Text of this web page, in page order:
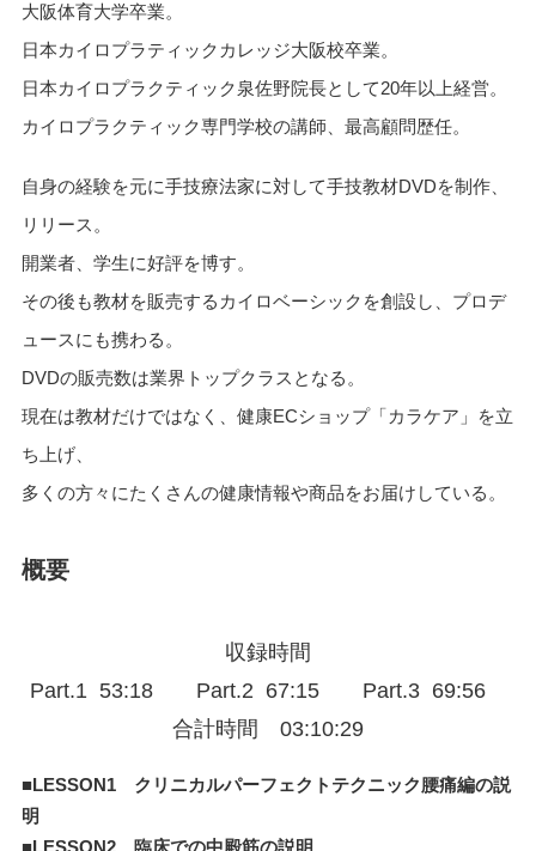
大阪体育大学卒業。
日本カイロプラティックカレッジ大阪校卒業。
日本カイロプラクティック泉佐野院長として20年以上経営。
カイロプラクティック専門学校の講師、最高顧問歴任。
自身の経験を元に手技療法家に対して手技教材DVDを制作、
リリース。
開業者、学生に好評を博す。
その後も教材を販売するカイロベーシックを創設し、プロデ
ュースにも携わる。
DVDの販売数は業界トップクラスとなる。
現在は教材だけではなく、健康ECショップ「カラケア」を立
ち上げ、
多くの方々にたくさんの健康情報や商品をお届けしている。
概要
収録時間
Part.1 53:18 Part.2 67:15 Part.3 69:56
合計時間 03:10:29
■LESSON1 クリニカルパーフェクトテクニック腰痛編の説
明